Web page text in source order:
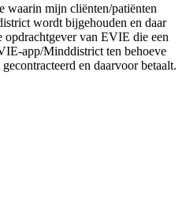
waarin mijn cliënten/patiënten
wordt bijgehouden en daar
opdrachtgever van EVIE die een
app/Minddistrict ten behoeve
en daarvoor betaalt.